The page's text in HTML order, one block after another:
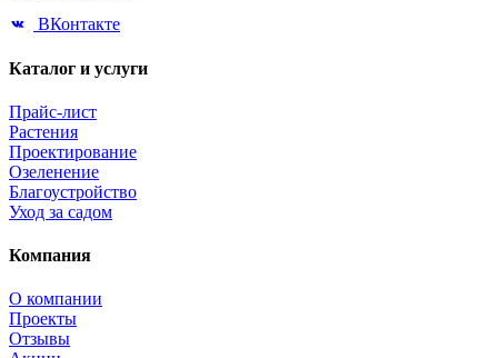
ВКонтакте
Каталог и услуги
Прайс-лист
Растения
Проектирование
Озеленение
Благоустройство
Уход за садом
Компания
О компании
Проекты
Отзывы